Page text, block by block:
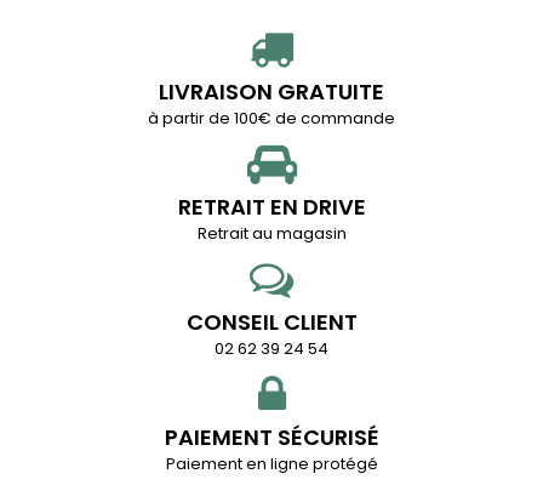
LIVRAISON GRATUITE
à partir de 100€ de commande
RETRAIT EN DRIVE
Retrait au magasin
CONSEIL CLIENT
02 62 39 24 54
PAIEMENT SÉCURISÉ
Paiement en ligne protégé